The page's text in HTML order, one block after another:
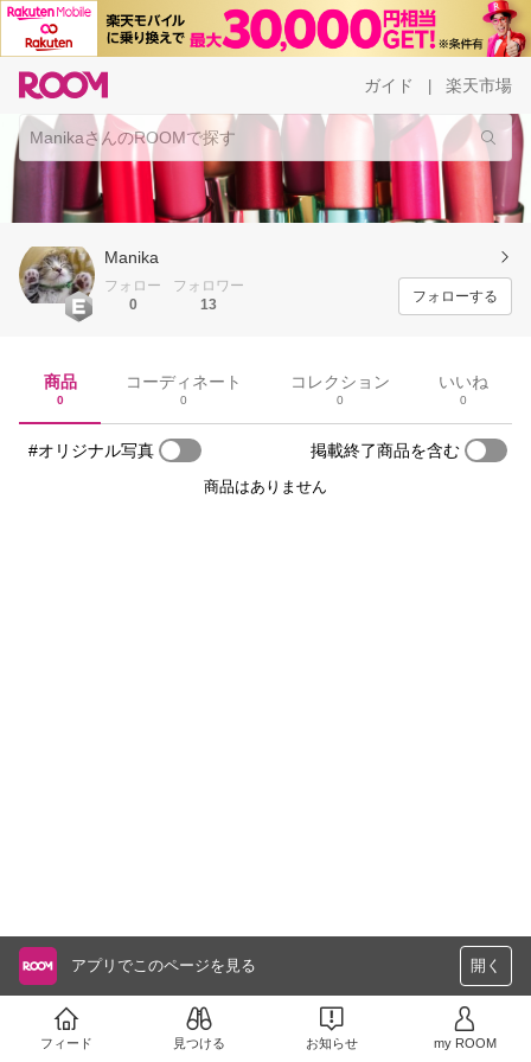
ガイド 楽天市場
Manika
フォロー
0
フォロワー
13
フォローする
商品
0
コーディネート
0
コレクション
0
いいね
0
#オリジナル写真 掲載終了商品を含む
商品はありません
アプリでこのページを見る 開く
フィード 見つける お知らせ my ROOM